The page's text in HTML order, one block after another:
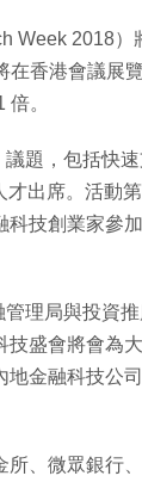
Week 2018）
香港會議展
。
題，包括快
出席。活動
技創業家參
理局與投資
盛會將會為
金融科技公
、微眾銀行